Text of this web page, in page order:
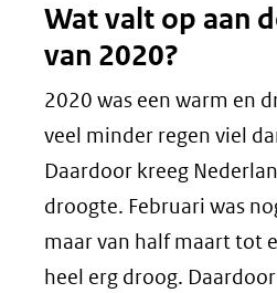
Wat valt op aan
van 2020?
2020 was een warm en
veel minder regen viel
Daardoor kreeg
droogte. Februari was
maar van half maart tot
heel erg droog.